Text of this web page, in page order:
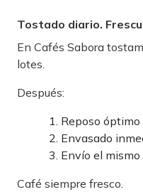
Tostado diario.
En Cafés Sabora
lotes.
Después:
Reposo óptimo
Envasado
Envío el
Café siempre fresco.